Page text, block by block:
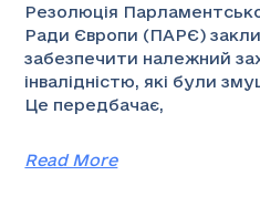
Резолюція
Ради Європи (ПАРЄ)
забезпечити належний
інвалідністю, які були
Це передбачає,
Read More